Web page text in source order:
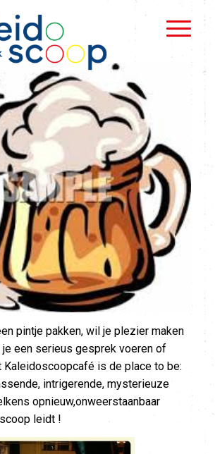
pintje pakken, wil je plezier maken
je een serieus gesprek voeren of
Kaleidoscoopcafé is de place to be:
intrigerende, mysterieuze
opnieuw,onweerstaanbaar
leidt !